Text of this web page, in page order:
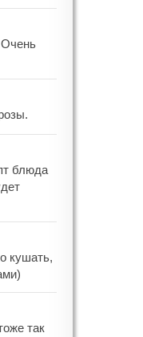
блюда
кушать,
так